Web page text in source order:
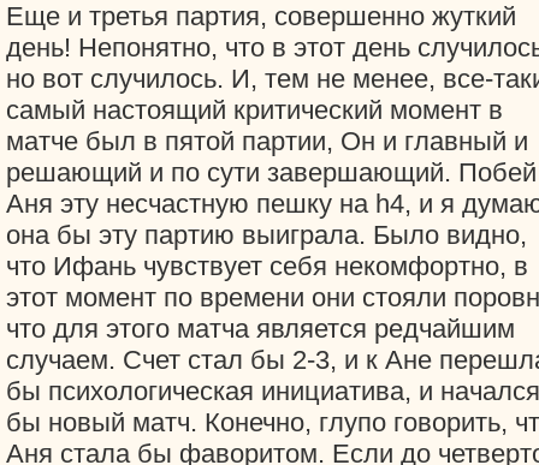
Еще и третья партия, совершенно жуткий
день! Непонятно, что в этот день
но вот случилось. И, тем не менее, все-
самый настоящий критический момент в
матче был в пятой партии, Он и главный и
решающий и по сути завершающий. Побей
Аня эту несчастную пешку на h4, и я
она бы эту партию выиграла. Было видно,
что Ифань чувствует себя некомфортно, в
этот момент по времени они стояли
что для этого матча является редчайшим
случаем. Счет стал бы 2-3, и к Ане
бы психологическая инициатива, и начался
бы новый матч. Конечно, глупо говорить,
Аня стала бы фаворитом. Если до